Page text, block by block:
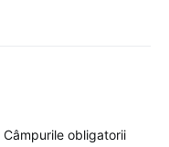
Câmpurile obligatorii